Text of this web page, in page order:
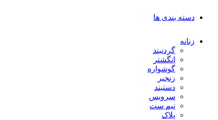
دسته بندی ها
زنانه
گردنبند
انگشتر
گوشواره
زنجیر
دستبند
سرویس
نیم ست
پلاک